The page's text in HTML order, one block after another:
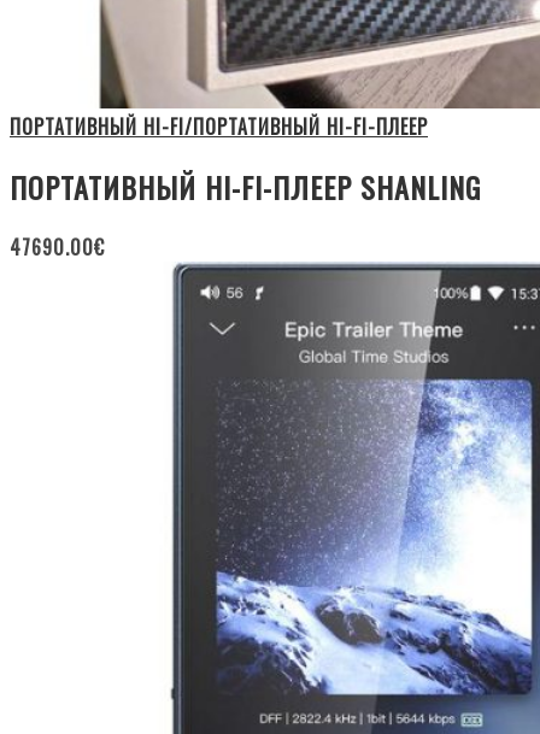
ПОРТАТИВНЫЙ HI-FI/ПОРТАТИВНЫЙ HI-FI-ПЛЕЕР
ПОРТАТИВНЫЙ HI-FI-ПЛЕЕР SHANLING
47690.00€